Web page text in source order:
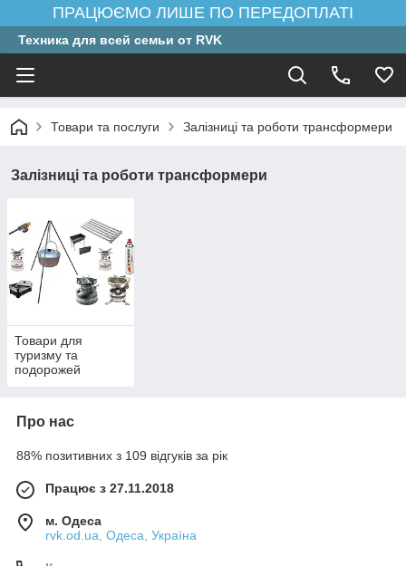
ПРАЦЮЄМО ЛИШЕ ПО ПЕРЕДОПЛАТІ
Техника для всей семьи от RVK
Товари та послуги Залізниці та роботи трансформери
Залізниці та роботи трансформери
Товари для
туризму та
подорожей
Про нас
88% позитивних з 109 відгуків за рік
Працює з 27.11.2018
м. Одеса
rvk.od.ua, Одеса, Україна